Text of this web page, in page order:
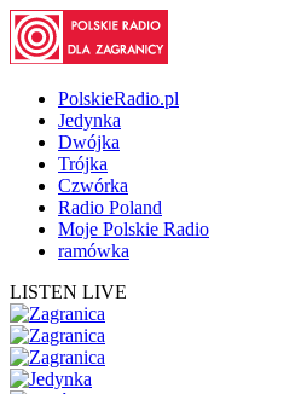
PolskieRadio.pl
Jedynka
Dwójka
Trójka
Czwórka
Radio Poland
Moje Polskie Radio
ramówka
LISTEN LIVE